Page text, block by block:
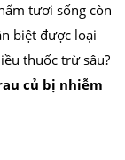
tươi sống còn
biệt được loại
thuốc trừ sâu?
củ bị nhiễm